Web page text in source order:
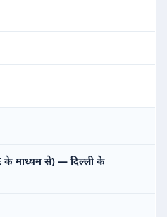
के माध्यम से) — दिल्ली के